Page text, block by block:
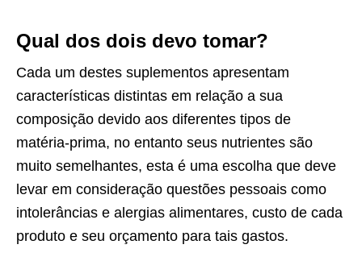
Qual dos dois devo tomar?
Cada um destes suplementos apresentam
características distintas em relação a sua
composição devido aos diferentes tipos de
matéria-prima, no entanto seus nutrientes são
muito semelhantes, esta é uma escolha que deve
levar em consideração questões pessoais como
intolerâncias e alergias alimentares, custo de cada
produto e seu orçamento para tais gastos.